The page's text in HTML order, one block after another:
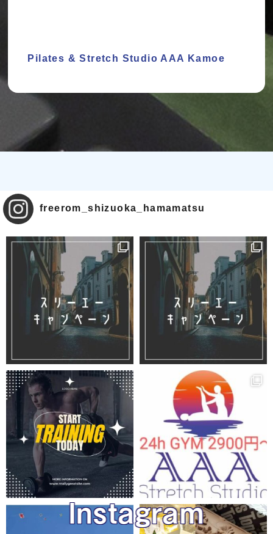
Pilates & Stretch Studio AAA Kamoe
Instagram
freerom_shizuoka_hamamatsu